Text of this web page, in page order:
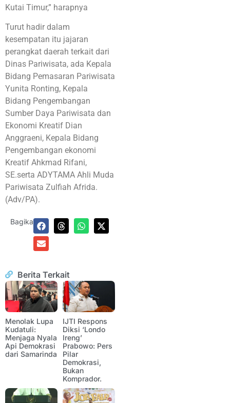
Kutai Timur,” harapnya
Turut hadir dalam
kesempatan itu jajaran
perangkat daerah terkait dari
Dinas Pariwisata, ada Kepala
Bidang Pemasaran Pariwisata
Yunita Ronting, Kepala
Bidang Pengembangan
Sumber Daya Pariwisata dan
Ekonomi Kreatif Dian
Anggraeni, Kepala Bidang
Pengembangan ekonomi
Kreatif Ahkmad Rifani,
SE.serta ADYTAMA Ahli Muda
Pariwisata Zulfiah Afrida.
(Adv/PA).
Bagikan:
Berita Terkait
Menolak Lupa
Kudatuli:
Menjaga Nyala
Api Demokrasi
dari Samarinda
IJTI Respons
Diksi ‘Londo
Ireng’
Prabowo: Pers
Pilar
Demokrasi,
Bukan
Komprador.